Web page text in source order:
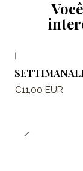
€11,00 EUR